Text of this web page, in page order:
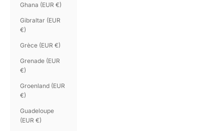
Ghana (EUR €)
Gibraltar (EUR
€)
Grèce (EUR €)
Grenade (EUR
€)
Groenland (EUR
€)
Guadeloupe
(EUR €)